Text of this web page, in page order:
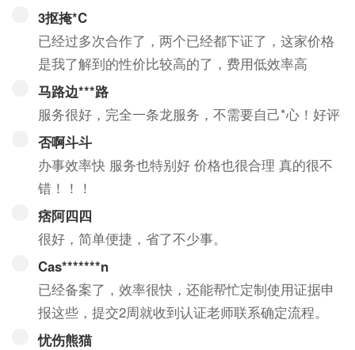
3抠掩*C
已经过多次合作了，两个已经都下证了，这家价格
是我了解到的性价比较高的了，费用低效率高
马路边***路
服务很好，完全一条龙服务，不需要自己*心！好评
否啊斗斗
办事效率快 服务也特别好 价格也很合理 真的很不
错！！！
痞阿四四
很好，简单便捷，省了不少事。
Cas*******n
已经备案了，效率很快，还能帮忙定制使用证据申
报这些，提交2周就收到认证老师联系确定流程。
忧伤熊猫